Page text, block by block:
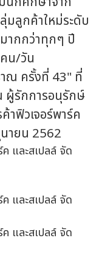
มลูกค้าใหม่ระดับ
มากกว่าทุกๆ ปี
น/วัน
ครั้งที่ 43" ที่
ผู้รักการอนุรักษ์
าฟิวเจอร์พาร์ค
ายน 2562